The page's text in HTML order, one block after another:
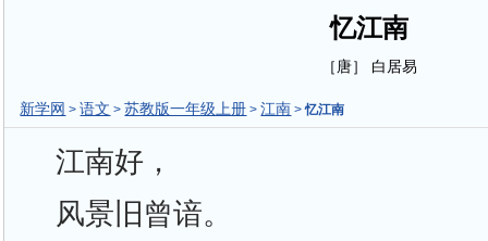
忆江南
［唐］ 白居易
新学网 >语文 > 苏教版一年级上册 >江南 >忆江南
江南好，
风景旧曾谙。